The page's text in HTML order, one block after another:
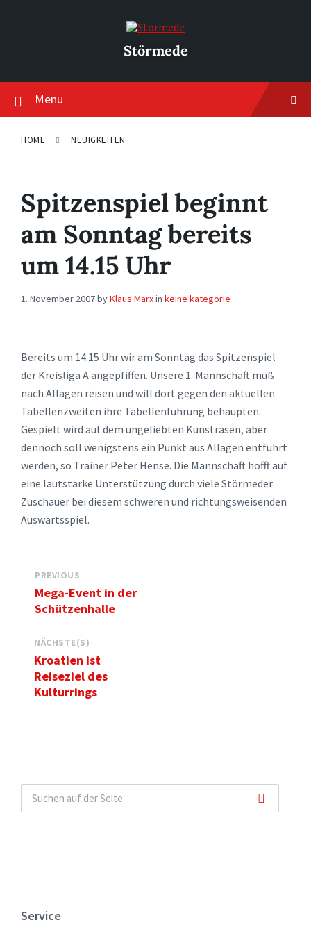
Störmede
Menu
HOME NEUIGKEITEN
Spitzenspiel beginnt
am Sonntag bereits
um 14.15 Uhr
1. November 2007byKlaus Marxin keine kategorie
Bereits um 14.15 Uhr wir am Sonntag das Spitzenspiel
der Kreisliga A angepfiffen. Unsere 1. Mannschaft muß
nach Allagen reisen und will dort gegen den aktuellen
Tabellenzweiten ihre Tabellenführung behaupten.
Gespielt wird auf dem ungeliebten Kunstrasen, aber
dennoch soll wenigstens ein Punkt aus Allagen entführt
werden, so Trainer Peter Hense. Die Mannschaft hofft auf
eine lautstarke Unterstützung durch viele Störmeder
Zuschauer bei diesem schweren und richtungsweisenden
Auswärtsspiel.
PREVIOUS
Mega-Event in der
Schützenhalle
NÄCHSTE(S)
Kroatien ist
Reiseziel des
Kulturrings
Service